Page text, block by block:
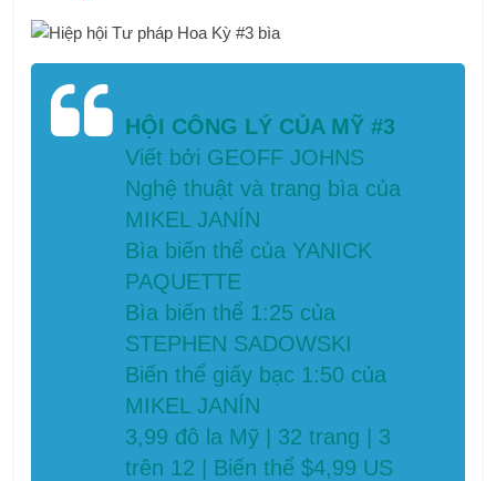
HỘI CÔNG LÝ CỦA MỸ #3
Viết bởi GEOFF JOHNS
Nghệ thuật và trang bìa của
MIKEL JANÍN
Bìa biến thể của YANICK
PAQUETTE
Bìa biến thể 1:25 của
STEPHEN SADOWSKI
Biến thể giấy bạc 1:50 của
MIKEL JANÍN
3,99 đô la Mỹ | 32 trang | 3
trên 12 | Biến thể $4,99 US